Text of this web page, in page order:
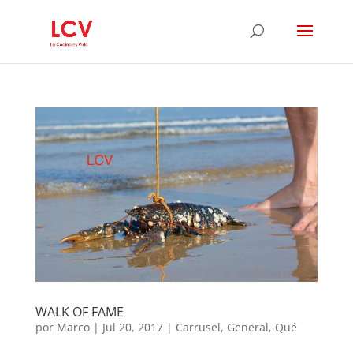
WALK OF FAME
por Marco| Jul 20, 2017| Carrusel, General, Qué